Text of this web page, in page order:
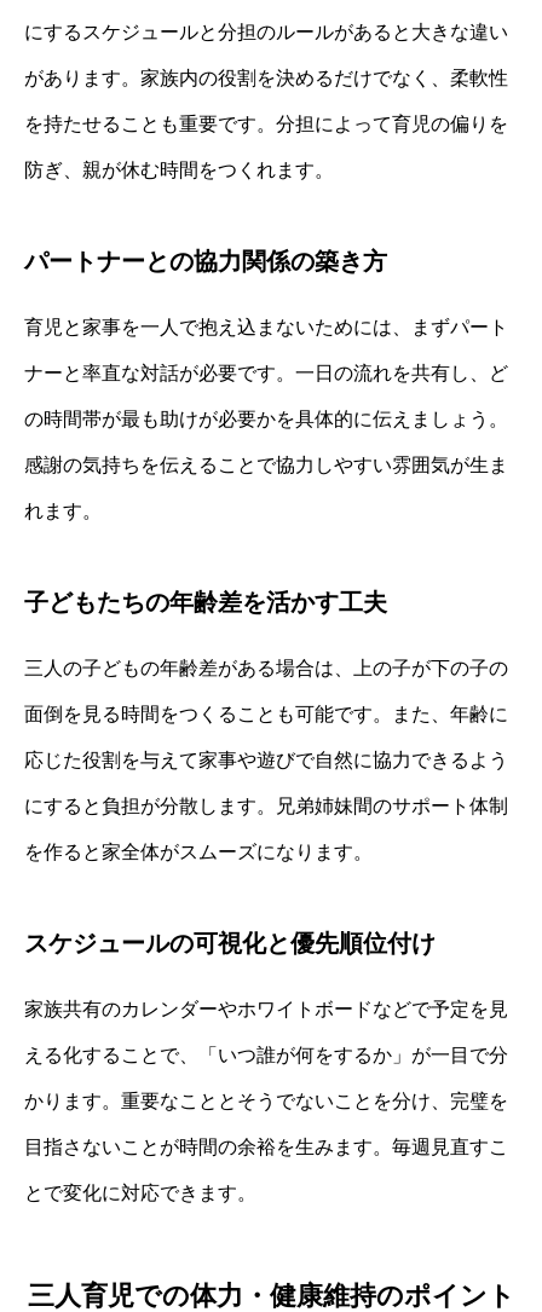
にするスケジュールと分担のルールがあると大きな違い
があります。家族内の役割を決めるだけでなく、柔軟性
を持たせることも重要です。分担によって育児の偏りを
防ぎ、親が休む時間をつくれます。
パートナーとの協力関係の築き方
育児と家事を一人で抱え込まないためには、まずパート
ナーと率直な対話が必要です。一日の流れを共有し、ど
の時間帯が最も助けが必要かを具体的に伝えましょう。
感謝の気持ちを伝えることで協力しやすい雰囲気が生ま
れます。
子どもたちの年齢差を活かす工夫
三人の子どもの年齢差がある場合は、上の子が下の子の
面倒を見る時間をつくることも可能です。また、年齢に
応じた役割を与えて家事や遊びで自然に協力できるよう
にすると負担が分散します。兄弟姉妹間のサポート体制
を作ると家全体がスムーズになります。
スケジュールの可視化と優先順位付け
家族共有のカレンダーやホワイトボードなどで予定を見
える化することで、「いつ誰が何をするか」が一目で分
かります。重要なこととそうでないことを分け、完璧を
目指さないことが時間の余裕を生みます。毎週見直すこ
とで変化に対応できます。
三人育児での体力・健康維持のポイント